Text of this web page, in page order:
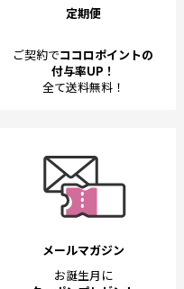
定期便
ご契約でココロポイントの
付与率UP！
全て送料無料！
メールマガジン
お誕生月に